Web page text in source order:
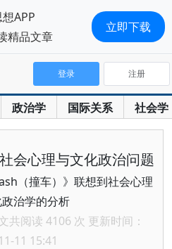
政治学 国际关系 社会学
登录 注册
会心理与文化政治问题
（撞车）》联想到社会心理
治学的分析
共阅读 4106 次 更新时间：
11 15:41
APP
精品文章
立即下载